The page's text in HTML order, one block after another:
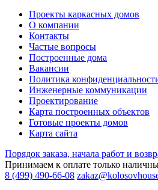
Проекты каркасных домов
О компании
Контакты
Частые вопросы
Построенные дома
Вакансии
Политика
Инженерные коммуникации
Проектирование
Карта построенных объектов
Готовые проекты домов
Карта сайта
Порядок заказа, начала работ и
Принимаем к оплате только
8 (499) 490-66-08